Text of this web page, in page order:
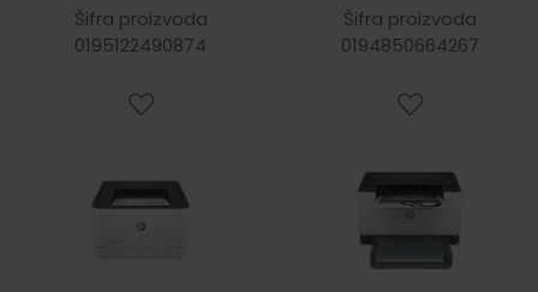
str/min, 256MB
duplex,
Šifra proizvoda
0195122490874
str/min, 64MB,
duplex,
Šifra proizvoda
0194850664267